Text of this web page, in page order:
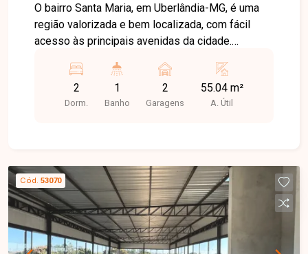
O bairro Santa Maria, em Uberlândia-MG, é uma
região valorizada e bem localizada, com fácil
acesso às principais avenidas da cidade.
restaurantes e diversos comércios, oferece
praticidade, conforto e qualidade de vida para
seus moradores. Apartamento com ambientes
armário e box, cozinha com armários planejados
e área de serviço independente. O condomínio
conta com elevador e salão de festas,
proporcionando mais comodidade, segurança e
lazer para toda a família. Entre em contato para
2
Dorm.
1
Banho
2
Garagens
55.04 m²
A. Útil
Cód. 53070